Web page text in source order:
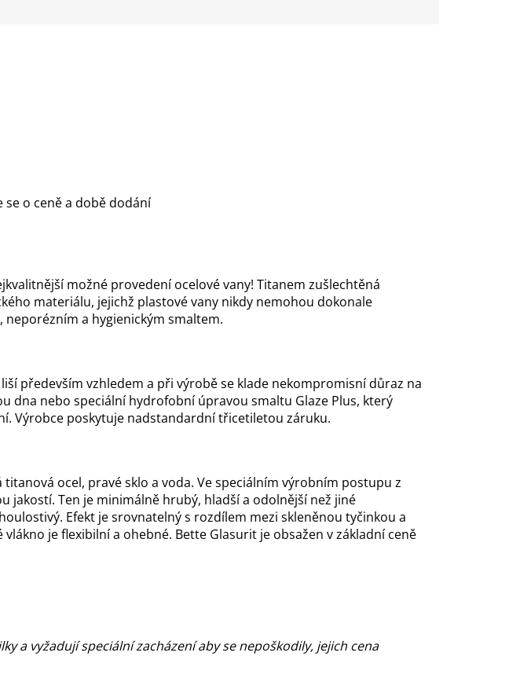
o ceně a době dodání
možné provedení ocelové vany! Titanem zušlechtěná
materiálu, jejichž plastové vany nikdy nemohou dokonale
a hygienickým smaltem.
především vzhledem a při výrobě se klade nekompromisní důraz na
dna nebo speciální hydrofobní úpravou smaltu Glaze Plus, který
Výrobce poskytuje nadstandardní třicetiletou záruku.
ocel, pravé sklo a voda. Ve speciálním výrobním postupu z
jakostí. Ten je minimálně hrubý, hladší a odolnější než jiné
Efekt je srovnatelný s rozdílem mezi skleněnou tyčinkou a
je flexibilní a ohebné. Bette Glasurit je obsažen v základní ceně
a vyžadují speciální zacházení aby se nepoškodily, jejich cena